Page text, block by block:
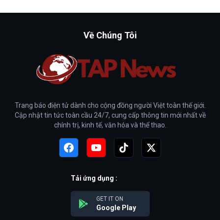
Về Chúng Tôi
Trang báo điện tử dành cho cộng đồng người Việt toàn thế giới.
Cập nhật tin tức toàn cầu 24/7, cung cấp thông tin mới nhất về
chính trị, kinh tế, văn hóa và thể thao.
Tải ứng dụng :
GET IT ON
Google Play